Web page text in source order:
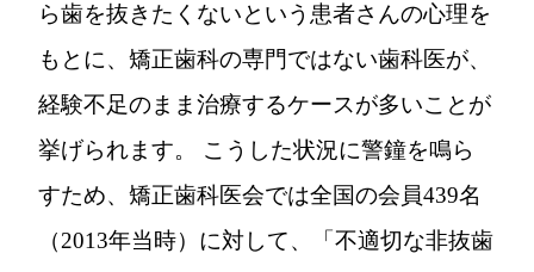
ら歯を抜きたくないという患者さんの心理を
もとに、矯正歯科の専門ではない歯科医が、
経験不足のまま治療するケースが多いことが
挙げられます。 こうした状況に警鐘を鳴ら
すため、矯正歯科医会では全国の会員439名
（2013年当時）に対して、「不適切な非抜歯